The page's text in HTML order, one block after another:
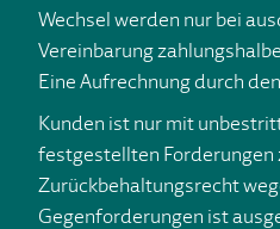
Wechsel werden nur bei
Vereinbarung
Eine Aufrechnung durch den
Kunden ist nur mit
festgestellten Forderungen
Zurückbehaltungsrecht
Gegenforderungen ist